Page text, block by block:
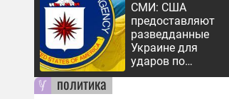
СМИ: США
предоставляют
разведданные
Украине для
ударов по
объектам в
политика